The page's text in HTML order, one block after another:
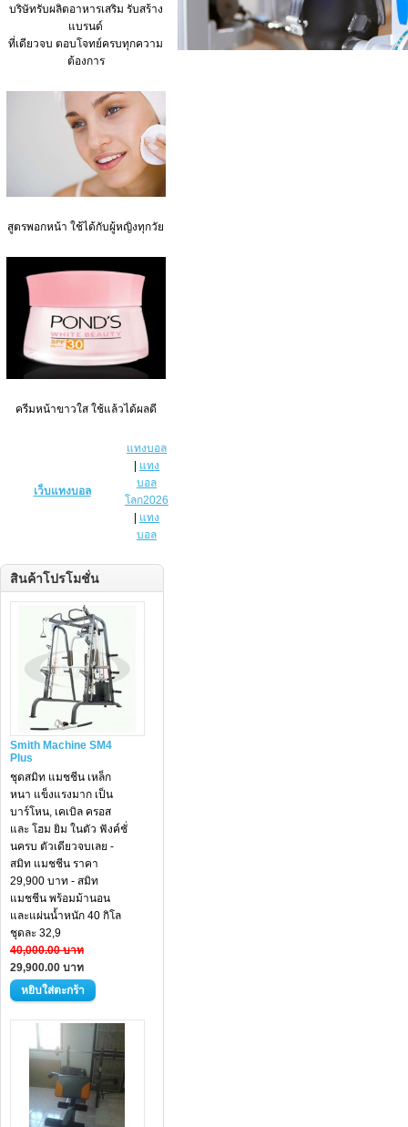
บริษัทรับผลิตอาหารเสริม รับสร้าง
แบรนด์
ที่เดียวจบ ตอบโจทย์ครบทุกความ
ต้องการ
สูตรพอกหน้า ใช้ได้กับผู้หญิงทุกวัย
ครีมหน้าขาวใส ใช้แล้วได้ผลดี
เว็บแทงบอล
แทงบอล
แทง
บอล
โลก2026
แทง
บอล
สินค้าโปรโมชั่น
Smith Machine SM4
Plus
ชุดสมิท แมชชีน เหล็ก
หนา แข็งแรงมาก เป็น
บาร์โหน, เคเบิล ครอส
และ โฮม ยิม ในตัว ฟังค์ชั่
นครบ ตัวเดียวจบเลย -
สมิท แมชชีน ราคา
29,900 บาท - สมิท
แมชชีน พร้อมม้านอน
และแผ่นน้ำหนัก 40 กิโล
ชุดละ 32,9
40,000.00 บาท
29,900.00 บาท